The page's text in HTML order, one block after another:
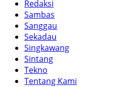
Redaksi
Sambas
Sanggau
Sekadau
Singkawang
Sintang
Tekno
Tentang Kami